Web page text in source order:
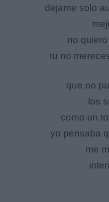
dejame solo
no
tu no
que no
los
como un
yo pensaba
me